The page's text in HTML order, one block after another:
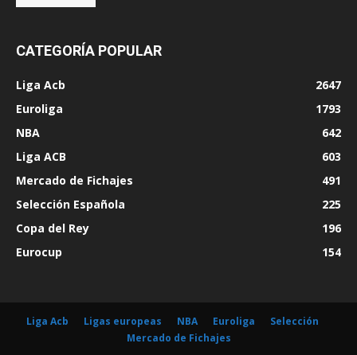
CATEGORÍA POPULAR
Liga Acb
2647
Euroliga
1793
NBA
642
Liga ACB
603
Mercado de Fichajes
491
Selección Española
225
Copa del Rey
196
Eurocup
154
Liga Acb Ligas europeas NBA Euroliga
Selección
Mercado de Fichajes